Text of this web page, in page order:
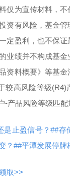
仅为宣传材料，
资有风险，基金
定盈利，也不保
业绩并不构成基
资料概要》等基
较高风险等级
-产品风险等级匹
是止盈信号？##存
？##平潭发展停牌
取>>